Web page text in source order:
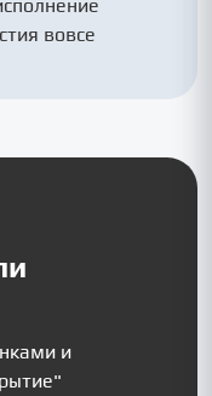
вовсе
и